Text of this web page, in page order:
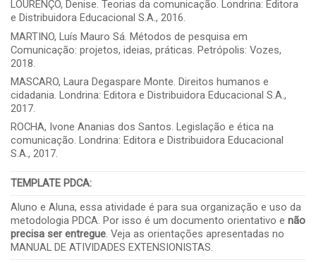
LOURENÇO, Denise. Teorias da comunicação. Londrina: Editora
e Distribuidora Educacional S.A., 2016.
MARTINO, Luís Mauro Sá. Métodos de pesquisa em
Comunicação: projetos, ideias, práticas. Petrópolis: Vozes,
2018.
MASCARO, Laura Degaspare Monte. Direitos humanos e
cidadania. Londrina: Editora e Distribuidora Educacional S.A.,
2017.
ROCHA, Ivone Ananias dos Santos. Legislação e ética na
comunicação. Londrina: Editora e Distribuidora Educacional
S.A., 2017.
TEMPLATE PDCA:
Aluno e Aluna, essa atividade é para sua organização e uso da
metodologia PDCA. Por isso é um documento orientativo e não
precisa ser entregue. Veja as orientações apresentadas no
MANUAL DE ATIVIDADES EXTENSIONISTAS.